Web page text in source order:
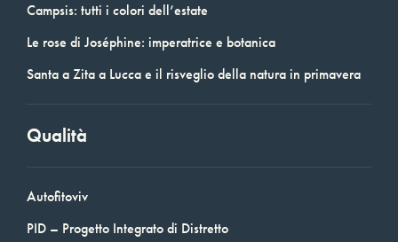
Campsis: tutti i colori dell’estate
Le rose di Joséphine: imperatrice e botanica
Santa a Zita a Lucca e il risveglio della natura in primavera
Qualità
Autofitoviv
PID – Progetto Integrato di Distretto